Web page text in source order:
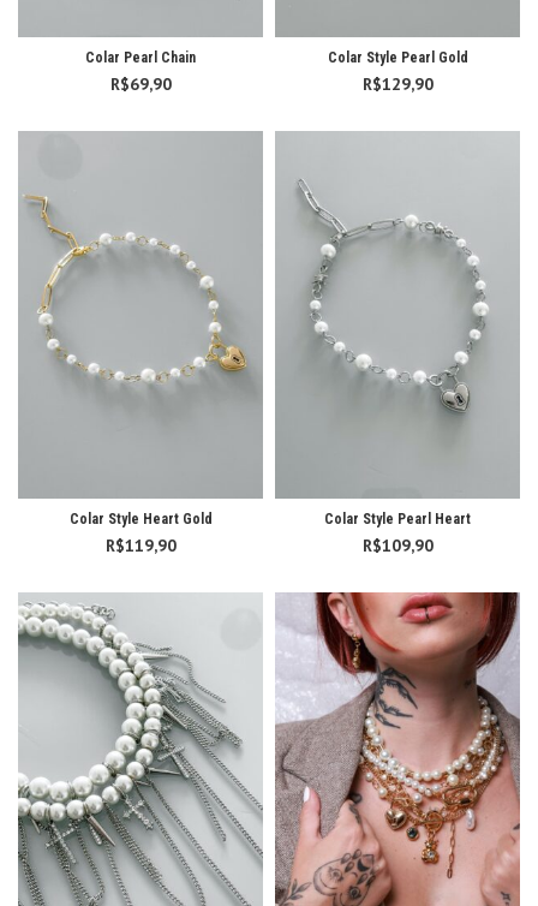
Colar Pearl Chain
R$69,90
Colar Style Pearl Gold
R$129,90
Colar Style Heart Gold
R$119,90
Colar Style Pearl Heart
R$109,90